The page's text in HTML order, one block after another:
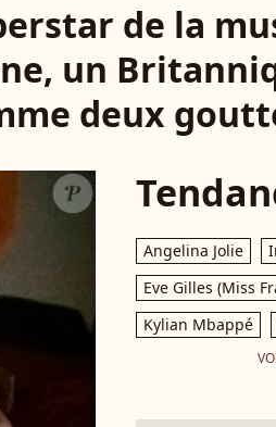
de la
un
deux
Angelina Jolie
Eve Gilles (Miss
Kylian Mbappé